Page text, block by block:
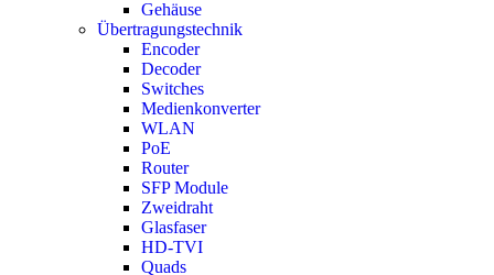
Gehäuse
Übertragungstechnik
Encoder
Decoder
Switches
Medienkonverter
WLAN
PoE
Router
SFP Module
Zweidraht
Glasfaser
HD-TVI
Quads